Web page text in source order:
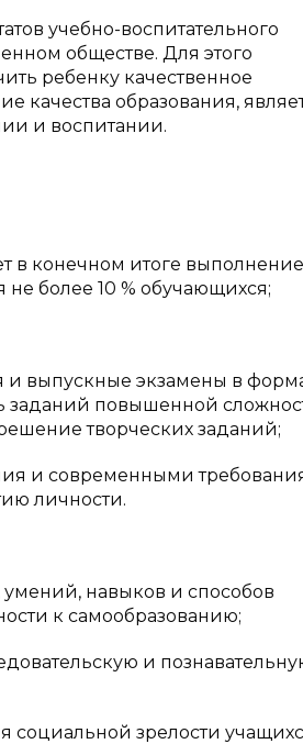
учебно-воспитательного
обществе. Для этого
ребенку качественное
качества образования,
и воспитании.
в конечном итоге выполнение
более 10 % обучающихся;
выпускные экзамены в
заданий повышенной
творческих заданий;
и современными
личности.
навыков и способов
к самообразованию;
и
социальной зрелости